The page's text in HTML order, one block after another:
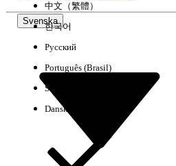
Svenska
中文（繁體）
한국어
Русский
Português (Brasil)
Suomi
Dansk